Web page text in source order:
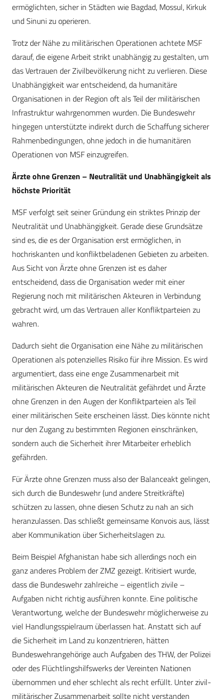
ermöglichten, sicher in Städten wie Bagdad, Mossul, Kirkuk
und Sinuni zu operieren.
Trotz der Nähe zu militärischen Operationen achtete MSF
darauf, die eigene Arbeit strikt unabhängig zu gestalten, um
das Vertrauen der Zivilbevölkerung nicht zu verlieren. Diese
Unabhängigkeit war entscheidend, da humanitäre
Organisationen in der Region oft als Teil der militärischen
Infrastruktur wahrgenommen wurden. Die Bundeswehr
hingegen unterstützte indirekt durch die Schaffung sicherer
Rahmenbedingungen, ohne jedoch in die humanitären
Operationen von MSF einzugreifen.
Ärzte ohne Grenzen – Neutralität und Unabhängigkeit als
höchste Priorität
MSF verfolgt seit seiner Gründung ein striktes Prinzip der
Neutralität und Unabhängigkeit. Gerade diese Grundsätze
sind es, die es der Organisation erst ermöglichen, in
hochriskanten und konfliktbeladenen Gebieten zu arbeiten.
Aus Sicht von Ärzte ohne Grenzen ist es daher
entscheidend, dass die Organisation weder mit einer
Regierung noch mit militärischen Akteuren in Verbindung
gebracht wird, um das Vertrauen aller Konfliktparteien zu
wahren.
Dadurch sieht die Organisation eine Nähe zu militärischen
Operationen als potenzielles Risiko für ihre Mission. Es wird
argumentiert, dass eine enge Zusammenarbeit mit
militärischen Akteuren die Neutralität gefährdet und Ärzte
ohne Grenzen in den Augen der Konfliktparteien als Teil
einer militärischen Seite erscheinen lässt. Dies könnte nicht
nur den Zugang zu bestimmten Regionen einschränken,
sondern auch die Sicherheit ihrer Mitarbeiter erheblich
gefährden.
Für Ärzte ohne Grenzen muss also der Balanceakt gelingen,
sich durch die Bundeswehr (und andere Streitkräfte)
schützen zu lassen, ohne diesen Schutz zu nah an sich
heranzulassen. Das schließt gemeinsame Konvois aus, lässt
aber Kommunikation über Sicherheitslagen zu.
Beim Beispiel Afghanistan habe sich allerdings noch ein
ganz anderes Problem der ZMZ gezeigt. Kritisiert wurde,
dass die Bundeswehr zahlreiche – eigentlich zivile –
Aufgaben nicht richtig ausführen konnte. Eine politische
Verantwortung, welche der Bundeswehr möglicherweise zu
viel Handlungsspielraum überlassen hat. Anstatt sich auf
die Sicherheit im Land zu konzentrieren, hätten
Bundeswehrangehörige auch Aufgaben des THW, der Polizei
oder des Flüchtlingshilfswerks der Vereinten Nationen
übernommen und eher schlecht als recht erfüllt. Unter zivil-
militärischer Zusammenarbeit sollte nicht verstanden